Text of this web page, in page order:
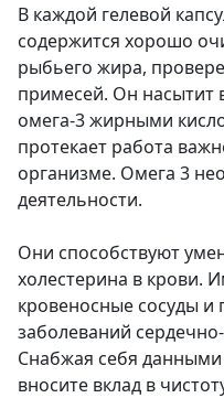
В каждой гелевой
содержится хорошо
рыбьего жира,
примесей. Он
омега-3 жирными
протекает работа
организме. Омега 3
деятельности.
Они способствуют
холестерина в крови.
кровеносные сосуды и
заболеваний
Снабжая себя
вносите вклад в